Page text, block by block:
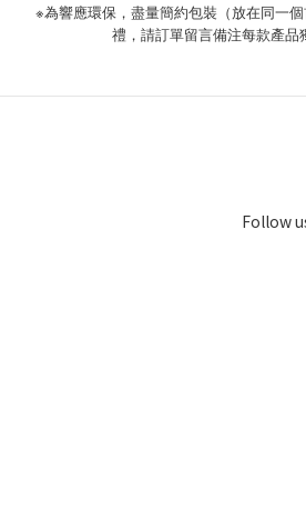
※為響應環保，盡量簡約包裝（放在同一個
禮，請訂單留言備注每款產品
Follow